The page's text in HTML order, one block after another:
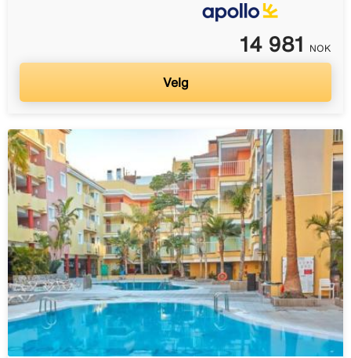
14 981 NOK
Velg